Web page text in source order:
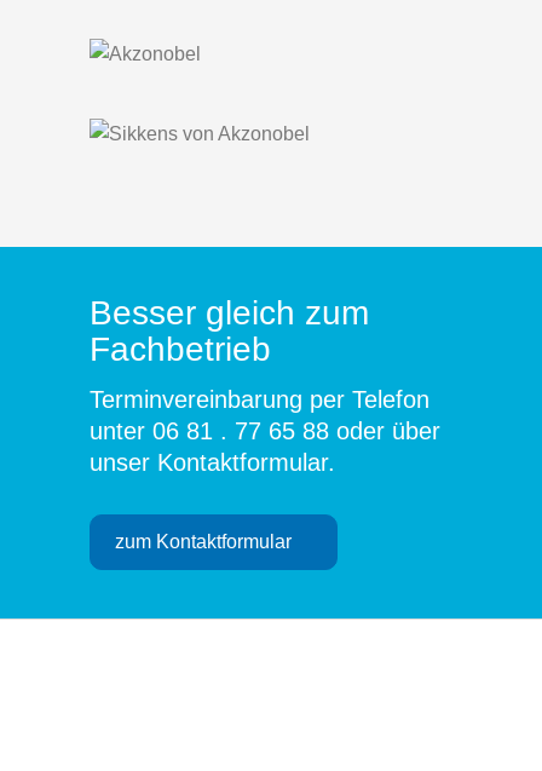
Besser gleich zum
Fachbetrieb
Terminvereinbarung per Telefon
unter 06 81 . 77 65 88 oder über
unser Kontaktformular.
zum Kontaktformular